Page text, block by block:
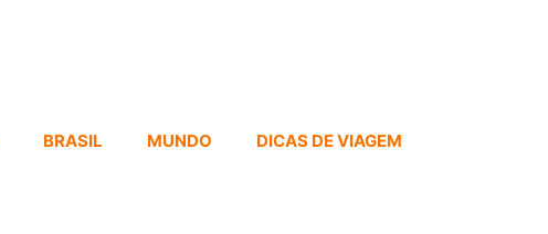
BRASIL MUNDO DICAS DE VIAGEM